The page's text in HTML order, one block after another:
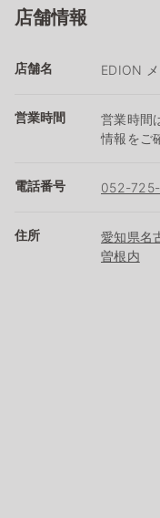
店舗情報
店舗名 EDION
営業時間
営業時間
情報をご
電話番号 052-725-
住所
愛知県名
曽根内